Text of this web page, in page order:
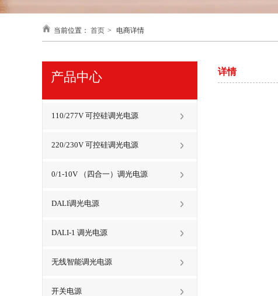
当前位置： 首页 > 电商详情
产品中心
110/277V 可控硅调光电源
220/230V 可控硅调光电源
0/1-10V （四合一）调光电源
DALI调光电源
DALI-1 调光电源
无线智能调光电源
开关电源
详情